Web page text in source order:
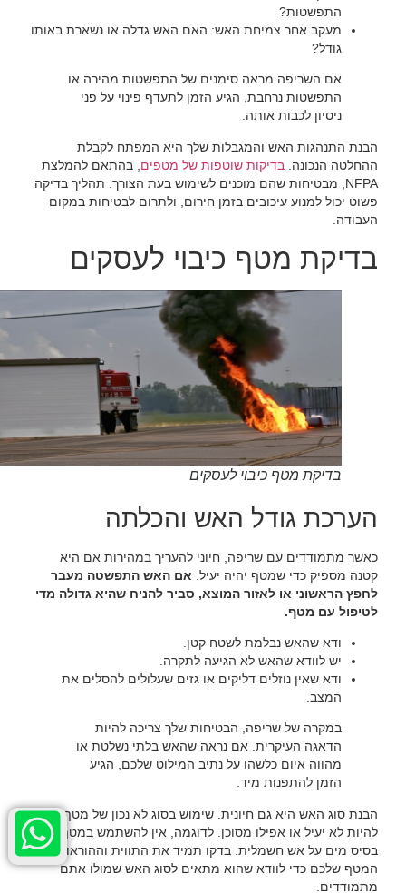
התפשטות?‏
‏מעקב אחר צמיחת האש: האם האש גדלה או נשארת באותו
גודל?‏
‏אם השריפה מראה סימנים של התפשטות מהירה או
התפשטות נרחבת, הגיע הזמן לתעדף פינוי על פני
ניסיון לכבות אותה.‏
‏הבנת התנהגות האש והמגבלות שלך היא המפתח לקבלת
ההחלטה הנכונה. ‏‏בדיקות שוטפות של מטפים‏ ‏, בהתאם להמלצת
NFPA, מבטיחות שהם מוכנים לשימוש בעת הצורך. תהליך בדיקה
פשוט יכול למנוע עיכובים בזמן חירום, ולתרום לבטיחות במקום
העבודה.‏
בדיקת מטף כיבוי לעסקים
בדיקת מטף כיבוי לעסקים
‏הערכת גודל האש והכלתה‏
‏כאשר מתמודדים עם שריפה, חיוני להעריך במהירות אם היא
קטנה מספיק כדי שמטף יהיה יעיל. ‏ ‏אם האש התפשטה מעבר
לחפץ הראשוני או לאזור המוצא, סביר להניח שהיא גדולה מדי
לטיפול עם מטף.‏
‏ודא שהאש נבלמת לשטח קטן.‏
‏יש לוודא שהאש לא הגיעה לתקרה.‏
‏ודא שאין נוזלים דליקים או גזים שעלולים להסלים את
המצב.‏
‏במקרה של שריפה, הבטיחות שלך צריכה להיות
הדאגה העיקרית. אם נראה שהאש בלתי נשלטת או
מהווה איום כלשהו על נתיב המילוט שלכם, הגיע
הזמן להתפנות מיד.‏
‏הבנת סוג האש היא גם חיונית. שימוש בסוג לא נכון של מטף יכול
להיות לא יעיל או אפילו מסוכן. לדוגמה, אין להשתמש במטף על
בסיס מים על אש חשמלית. בדקו תמיד את התווית וההוראות של
המטף שלכם כדי לוודא שהוא מתאים לסוג האש שמולו אתם
מתמודדים.‏